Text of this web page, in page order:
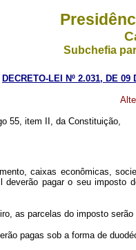
Subchefia
DECRETO-LEI Nº 2.031, DE 09
55, item II, da Constituição,
caixas econômicas,
pagar o seu
as parcelas do imposto
pagas sob a forma de